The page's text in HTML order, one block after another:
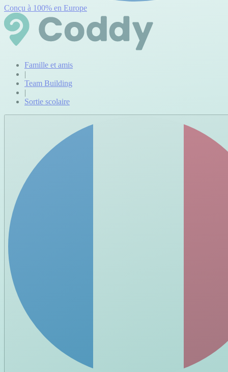
Conçu à 100% en Europe
Famille et amis
|
Team Building
|
Sortie scolaire